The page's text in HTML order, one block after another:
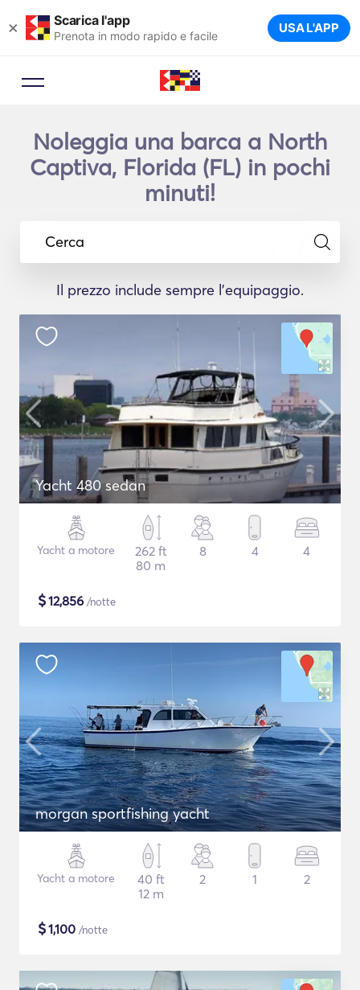
× Scarica l'app
Prenota in modo rapido e facile USA L'APP
Noleggia una barca a North
Captiva, Florida (FL) in pochi
minuti!
Cerca
Il prezzo include sempre l'equipaggio.
Yacht 480 sedan
Yacht a motore
262 ft
80 m
8 4 4
$12,856 /notte
morgan sportfishing yacht
Yacht a motore
40 ft
12 m
2 1 2
$1,100 /notte